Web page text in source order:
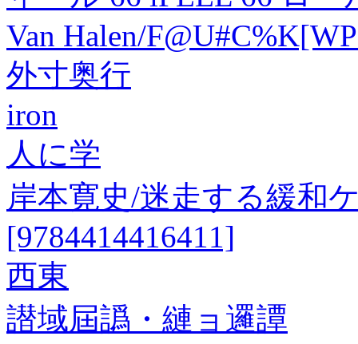
Van Halen/
外寸奥行
iron
人に学
岸本寛史/迷走する緩和
[9784414416411]
西東
譛域屆譌・縺ョ邏譚